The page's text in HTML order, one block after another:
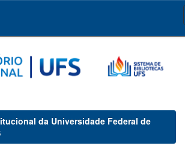
da Universidade Federal de